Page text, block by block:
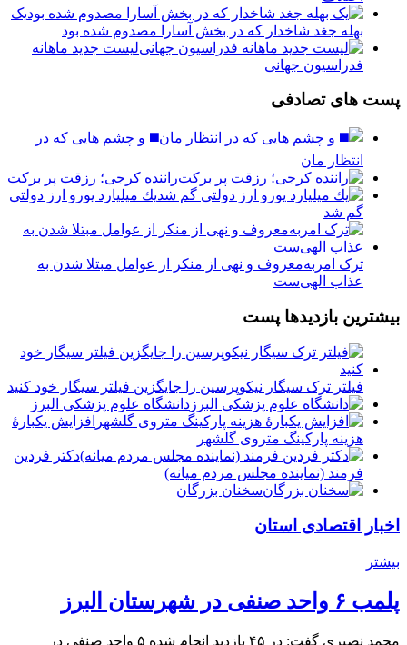
یک
بهله جغد شاخدار که در بخش آسارا مصدوم شده بود
لیست جدید ماهانه
فدراسیون جهانی
پست های تصادفی
◼️ و چشم هایی که در
انتظار مان
راننده کرجی؛ رزقت پر برکت
يك ميليارد يورو ارز دولتی
گم شد
ترک امربه‌معروف و نهی از منکر از عوامل مبتلا شدن به
عذاب الهی‌ست
بیشترین بازدیدها پست
فیلتر ترک سیگار نیکوپرسین را جایگزین فیلتر سیگار خود کنید
دانشگاه علوم پزشکی البرز
افزایش یکبارۀ
هزینه پارکینگ متروی گلشهر
دكتر فردين
فرمند (نماينده مجلس مردم میانه)
سخنان بزرگان
اخبار اقتصادی استان
بیشتر
پلمب ۶ واحد صنفی در شهرستان البرز
محمد نصیری گفت: در ۴۵ بازدید انجام شده ۵ واحد صنفی در